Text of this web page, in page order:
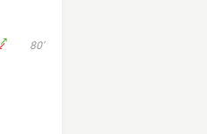
80'